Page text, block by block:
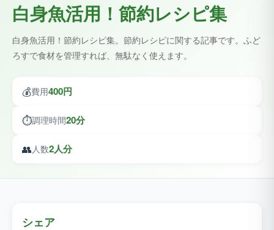
白身魚活用！節約レシピ集
白身魚活用！節約レシピ集。節約レシピに関する記事です。ふど
ろすで食材を管理すれば、無駄なく使えます。
💰費用400円
⏱️調理時間20分
👥人数2人分
シェア